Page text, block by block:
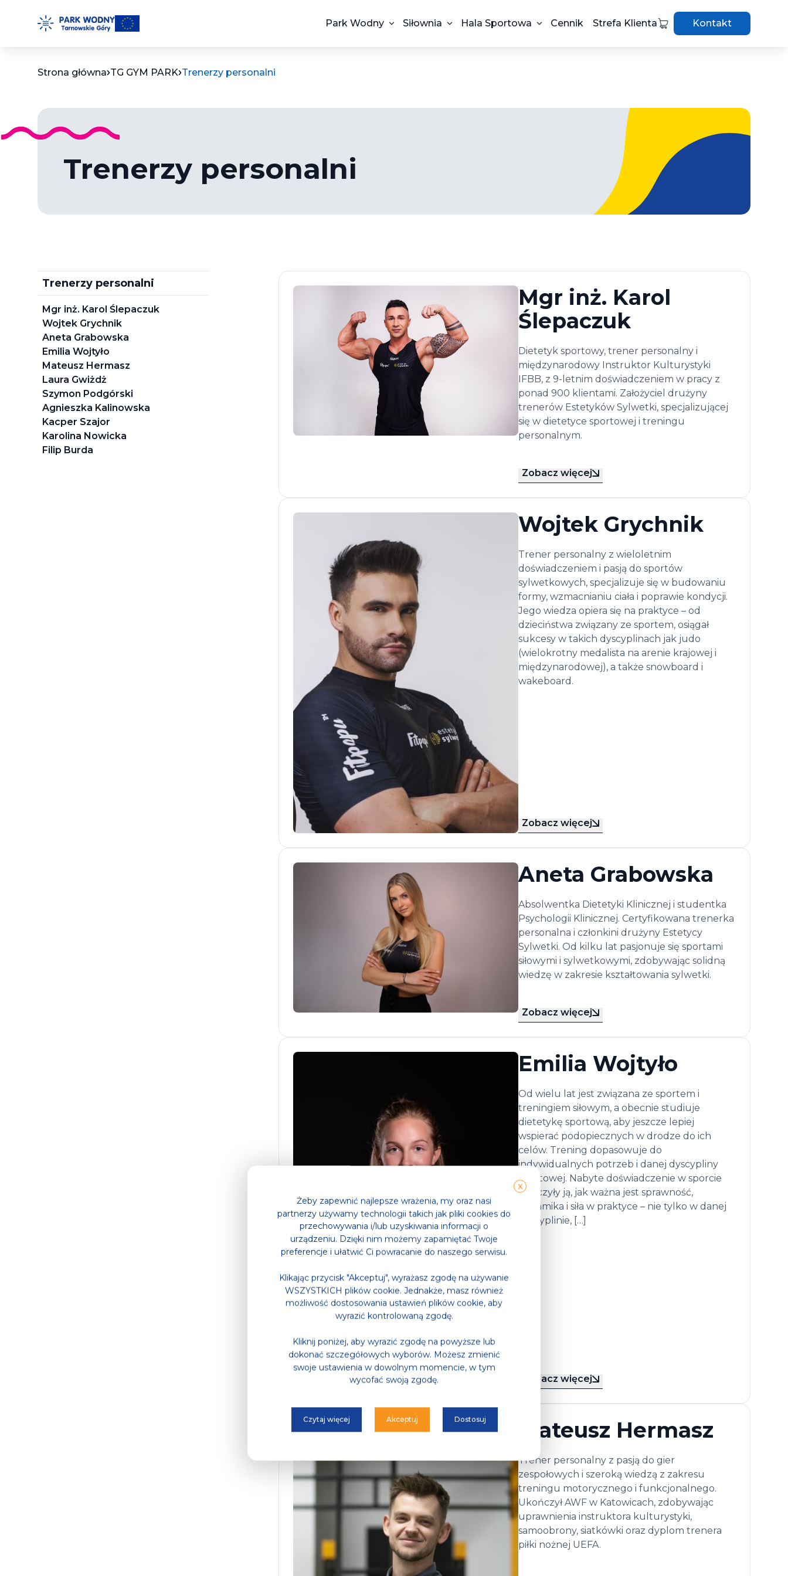
Park Wodny Siłownia Hala Sportowa Cennik Strefa Klienta Kontakt
Strona główna TG GYM PARK Trenerzy personalni
Trenerzy personalni
Trenerzy personalni
Mgr inż. Karol Ślepaczuk
Wojtek Grychnik
Aneta Grabowska
Emilia Wojtyło
Mateusz Hermasz
Laura Gwiżdż
Szymon Podgórski
Agnieszka Kalinowska
Kacper Szajor
Karolina Nowicka
Filip Burda
Mgr inż. Karol
Ślepaczuk
Dietetyk sportowy, trener personalny i
międzynarodowy Instruktor Kulturystyki
IFBB, z 9-letnim doświadczeniem w pracy z
ponad 900 klientami. Założyciel drużyny
trenerów Estetyków Sylwetki, specjalizującej
się w dietetyce sportowej i treningu
personalnym.
Zobacz więcej
Wojtek Grychnik
Trener personalny z wieloletnim
doświadczeniem i pasją do sportów
sylwetkowych, specjalizuje się w budowaniu
formy, wzmacnianiu ciała i poprawie kondycji.
Jego wiedza opiera się na praktyce – od
dzieciństwa związany ze sportem, osiągał
sukcesy w takich dyscyplinach jak judo
(wielokrotny medalista na arenie krajowej i
międzynarodowej), a także snowboard i
wakeboard.
Zobacz więcej
Aneta Grabowska
Absolwentka Dietetyki Klinicznej i studentka
Psychologii Klinicznej. Certyfikowana trenerka
personalna i członkini drużyny Estetycy
Sylwetki. Od kilku lat pasjonuje się sportami
siłowymi i sylwetkowymi, zdobywając solidną
wiedzę w zakresie kształtowania sylwetki.
Zobacz więcej
Emilia Wojtyło
Od wielu lat jest związana ze sportem i
treningiem siłowym, a obecnie studiuje
dietetykę sportową, aby jeszcze lepiej
wspierać podopiecznych w drodze do ich
celów. Trening dopasowuje do
indywidualnych potrzeb i danej dyscypliny
sportowej. Nabyte doświadczenie w sporcie
nauczyły ją, jak ważna jest sprawność,
dynamika i siła w praktyce – nie tylko w danej
dyscyplinie, […]
Zobacz więcej
Mateusz Hermasz
Trener personalny z pasją do gier
zespołowych i szeroką wiedzą z zakresu
treningu motorycznego i funkcjonalnego.
Ukończył AWF w Katowicach, zdobywając
uprawnienia instruktora kulturystyki,
samoobrony, siatkówki oraz dyplom trenera
piłki nożnej UEFA.
X
Żeby zapewnić najlepsze wrażenia, my oraz nasi
partnerzy używamy technologii takich jak pliki cookies do
przechowywania i/lub uzyskiwania informacji o
urządzeniu. Dzięki nim możemy zapamiętać Twoje
preferencje i ułatwić Ci powracanie do naszego serwisu.
Klikając przycisk "Akceptuj", wyrażasz zgodę na używanie
WSZYSTKICH plików cookie. Jednakże, masz również
możliwość dostosowania ustawień plików cookie, aby
wyrazić kontrolowaną zgodę.
Kliknij poniżej, aby wyrazić zgodę na powyższe lub
dokonać szczegółowych wyborów. Możesz zmienić
swoje ustawienia w dowolnym momencie, w tym
wycofać swoją zgodę.
Czytaj więcej Akceptuj Dostosuj